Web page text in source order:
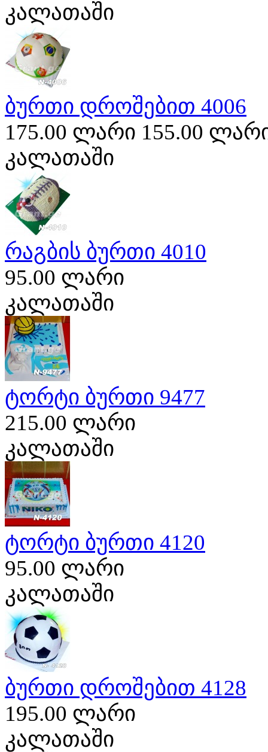
კალათაში
ბურთი დროშებით 4006
175.00 ლარი 155.00
კალათაში
რაგბის ბურთი 4010
95.00 ლარი
კალათაში
ტორტი ბურთი 9477
215.00 ლარი
კალათაში
ტორტი ბურთი 4120
95.00 ლარი
კალათაში
ბურთი დროშებით 4128
195.00 ლარი
კალათაში